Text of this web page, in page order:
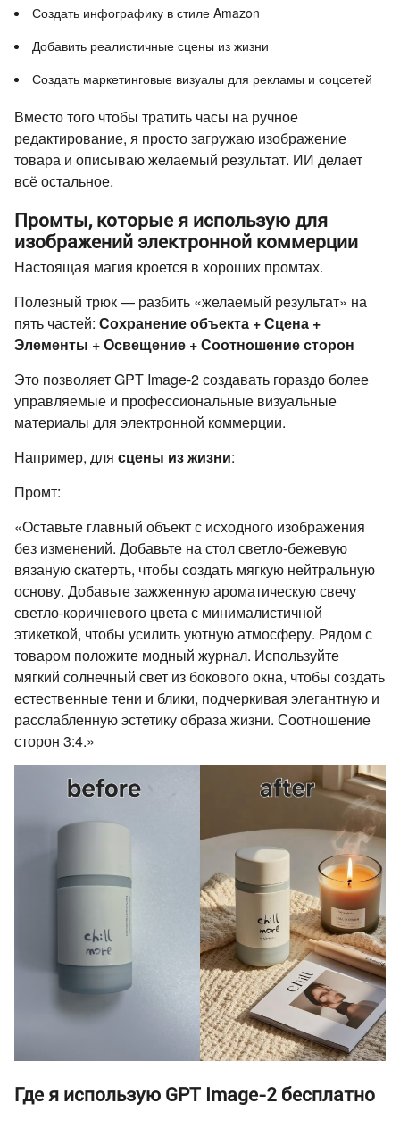
Создать инфографику в стиле Amazon
Добавить реалистичные сцены из жизни
Создать маркетинговые визуалы для рекламы и соцсетей
Вместо того чтобы тратить часы на ручное
редактирование, я просто загружаю изображение
товара и описываю желаемый результат. ИИ делает
всё остальное.
Промты, которые я использую для
изображений электронной коммерции
Настоящая магия кроется в хороших промтах.
Полезный трюк — разбить «желаемый результат» на
пять частей: Сохранение объекта + Сцена +
Элементы + Освещение + Соотношение сторон
Это позволяет GPT Image-2 создавать гораздо более
управляемые и профессиональные визуальные
материалы для электронной коммерции.
Например, для сцены из жизни:
Промт:
«Оставьте главный объект с исходного изображения
без изменений. Добавьте на стол светло-бежевую
вязаную скатерть, чтобы создать мягкую нейтральную
основу. Добавьте зажженную ароматическую свечу
светло-коричневого цвета с минималистичной
этикеткой, чтобы усилить уютную атмосферу. Рядом с
товаром положите модный журнал. Используйте
мягкий солнечный свет из бокового окна, чтобы создать
естественные тени и блики, подчеркивая элегантную и
расслабленную эстетику образа жизни. Соотношение
сторон 3:4.»
Где я использую GPT Image-2 бесплатно